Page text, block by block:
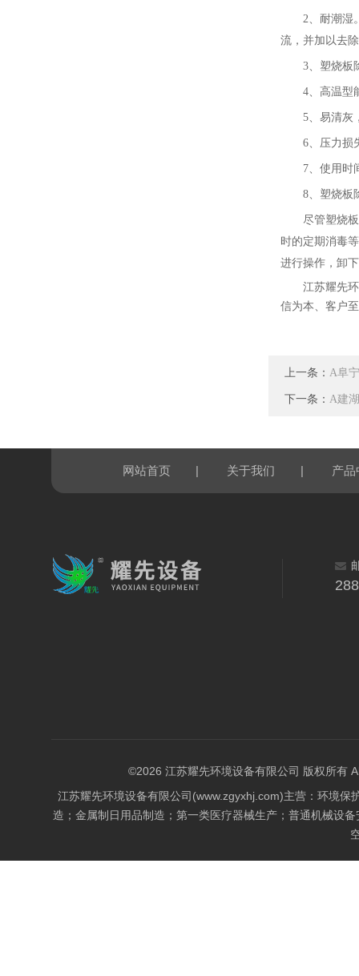
2、耐潮湿
流，并加以去
3、塑烧板
4、高温型
5、易清灰
6、压力损
7、使用 时
8、塑烧板
尽管塑烧
时的定期消毒
进行操作，卸
江苏耀先
信为本、客户
上一条： A阜
下一条： A建
网站首页 | 关于我们 | 产品
©2026 江苏耀先环境设备有限公司 版权所有
江苏耀先环境设备有限公司(www.zgyxhj.com)主营：环境
造；金属制日用品制造；第一类医疗器械生产；普通机械设